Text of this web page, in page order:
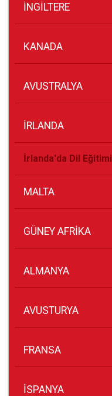
İNGİLTERE
KANADA
AVUSTRALYA
İRLANDA
İrlanda'da Dil Eğitimi
MALTA
GÜNEY AFRİKA
ALMANYA
AVUSTURYA
FRANSA
İSPANYA